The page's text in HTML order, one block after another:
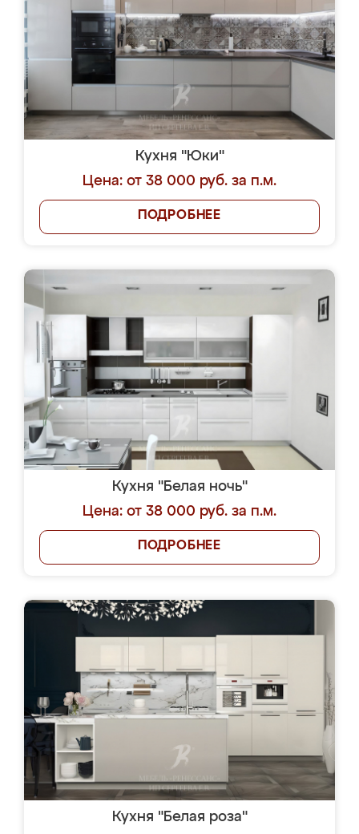
Кухня "Юки"
Цена: от 38 000 руб. за п.м.
ПОДРОБНЕЕ
Кухня "Белая ночь"
Цена: от 38 000 руб. за п.м.
ПОДРОБНЕЕ
Кухня "Белая роза"